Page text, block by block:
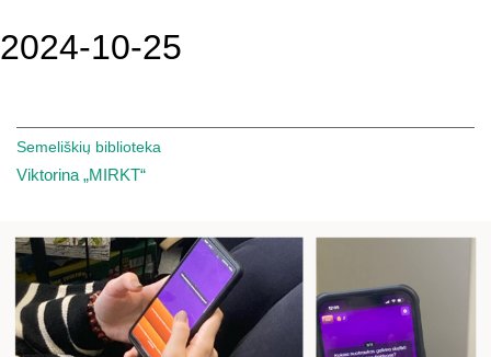
2024-10-25
Semeliškių biblioteka
Viktorina „MIRKT“